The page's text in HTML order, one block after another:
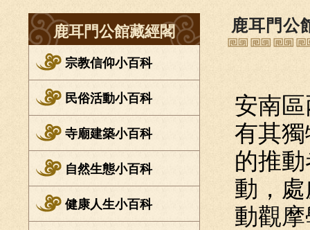
鹿耳門公館藏經閣
宗教信仰小百科
民俗活動小百科
寺廟建築小百科
自然生態小百科
健康人生小百科
鹿耳門公
安南
有其
的推
動，
動觀